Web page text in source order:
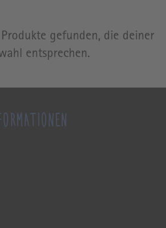
gefunden, die deiner
entsprechen.